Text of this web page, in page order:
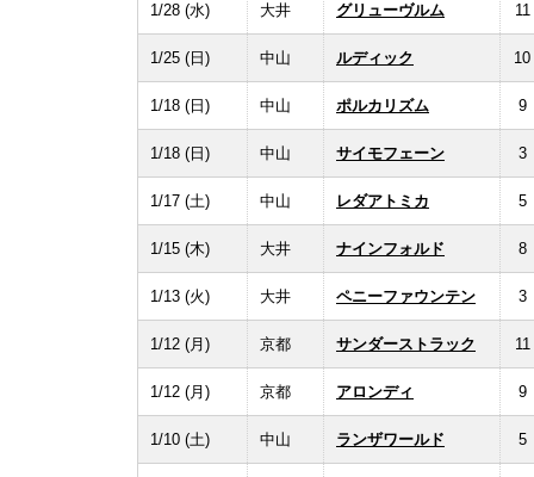
1/28 (水) 大井 グリューヴルム 11
1/25 (日) 中山 ルディック 10
1/18 (日) 中山 ポルカリズム 9
1/18 (日) 中山 サイモフェーン 3
1/17 (土) 中山 レダアトミカ 5
1/15 (木) 大井 ナインフォルド 8
1/13 (火) 大井 ペニーファウンテン 3
1/12 (月) 京都 サンダーストラック 11
1/12 (月) 京都 アロンディ 9
1/10 (土) 中山 ランザワールド 5